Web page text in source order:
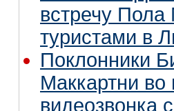
встречу Пола
туристами в
Поклонники
Маккартни во
видеозвонка